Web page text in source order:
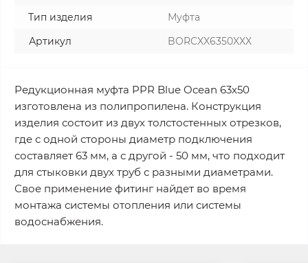
Тип изделия
Муфта
Артикул
BORCXX6350XXX
Редукционная муфта PPR Blue Ocean 63х50
изготовлена из полипропилена. Конструкция
изделия состоит из двух толстостенных отрезков,
где с одной стороны диаметр подключения
составляет 63 мм, а с другой - 50 мм, что подходит
для стыковки двух труб с разными диаметрами.
Свое применение фитинг найдет во время
монтажа системы отопления или системы
водоснабжения.